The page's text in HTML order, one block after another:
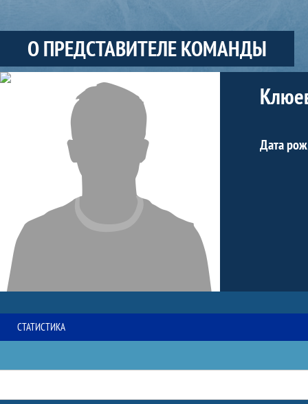
О ПРЕДСТАВИТЕЛЕ КОМАНДЫ
Участники-представитель-команды
Дата
СТАТИСТИКА